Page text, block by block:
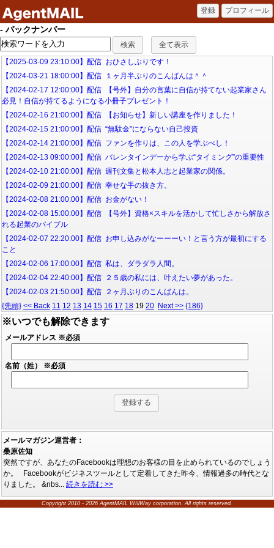
- バックナンバー
【2025-03-09 23:10:00】配信 おひさしぶりです！
【2024-03-21 18:00:00】配信 １ヶ月半ぶりのこんばんは＾＾
【2024-02-17 12:00:00】配信 【号外】自分の言葉に自信が持てない起業家さん
必見！自信が持てるようになる小冊子プレゼント！
【2024-02-16 21:00:00】配信 【お知らせ】新しい講座を作りました！
【2024-02-15 21:00:00】配信 “無駄金”にならない自己投資
【2024-02-14 21:00:00】配信 ファンを作りは、この人を学ぶべし！
【2024-02-13 09:00:00】配信 バレンタインデーから学ぶ“タイミング”の重要性
【2024-02-10 21:00:00】配信 週刊文集と松本人志と起業家の関係。
【2024-02-09 21:00:00】配信 幸せな手の抜き方。
【2024-02-08 21:00:00】配信 お金がない！
【2024-02-08 15:00:00】配信 【号外】資格×スキルを活かして忙しさから解放さ
れる起業のバイブル
【2024-02-07 22:20:00】配信 お申し込みがなーーーい！と言う方が最初にする
こと
【2024-02-06 17:00:00】配信 私は、ダラダラ人間。
【2024-02-04 22:40:00】配信 ２５歳の私には、叶えたい夢があった。
【2024-02-03 21:50:00】配信 ２ヶ月ぶりのこんばんは。
{先頭} << Back 11 12 13 14 15 16 17 18 19 20 Next >> {186}
※いつでも解除できます
メールアドレス ※必須
名前（姓） ※必須
メールマガジン運営者：
桑原佐知
突然ですが、あなたのFacebookは理想のお客様の目を止められているのでしょう
か。 Facebookがビジネスツールとして定着してきた昨今、情報過多の時代とな
りました。 &nbs... 続きを読む >>
Copyright 2010 - 2026 AgentMAIL WIllWay corporation. All rights reserved.